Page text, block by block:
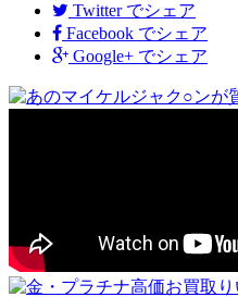
Twitter でシェア
Facebook でシェア
Google+ でシェア